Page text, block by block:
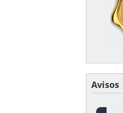
Avisos